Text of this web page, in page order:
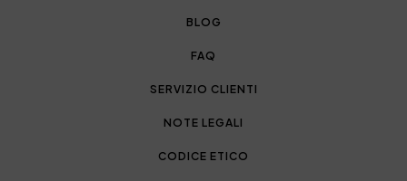
BLOG
FAQ
SERVIZIO CLIENTI
NOTE LEGALI
CODICE ETICO